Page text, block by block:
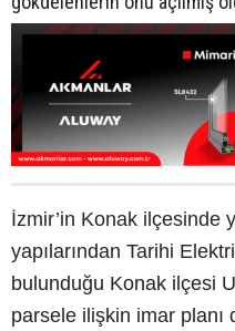
İzmir’in Konak ilçesinde
yapılarından Tarihi
bulunduğu Konak ilçesi
parsele ilişkin imar